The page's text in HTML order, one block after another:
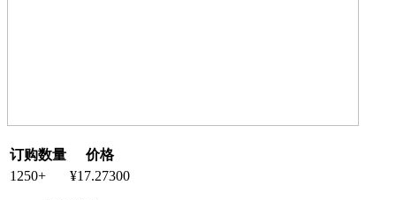
订购数量
价格
1250+
¥17.27300